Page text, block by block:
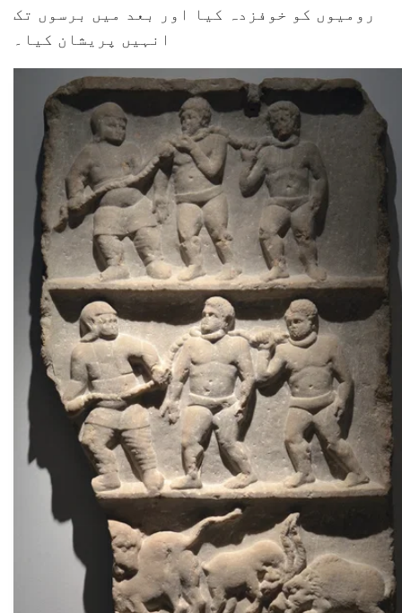
رومیوں کو خوفزدہ کیا اور بعد میں برسوں تک
انہیں پریشان کیا۔